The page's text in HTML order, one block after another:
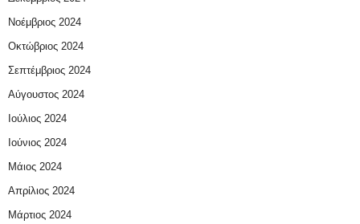
Νοέμβριος 2024
Οκτώβριος 2024
Σεπτέμβριος 2024
Αύγουστος 2024
Ιούλιος 2024
Ιούνιος 2024
Μάιος 2024
Απρίλιος 2024
Μάρτιος 2024